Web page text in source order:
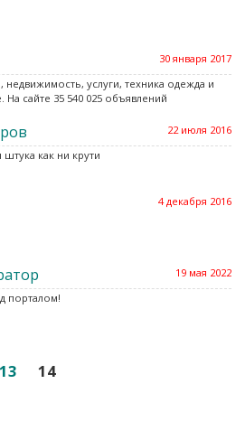
30 января 2017
недвижимость, услуги, техника одежда и
На сайте 35 540 025 объявлений
22 июля 2016
штука как ни крути
4 декабря 2016
19 мая 2022
порталом!
13 14